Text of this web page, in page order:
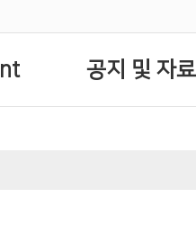
공지 및 자